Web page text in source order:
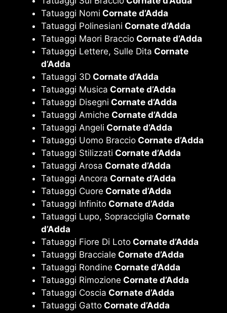
Tatuaggi Nomi Cornate d’Adda
Tatuaggi Polinesiani Cornate d’Adda
Tatuaggi Maori Braccio Cornate d’Adda
Tatuaggi Lettere, Sulle Dita Cornate
d’Adda
Tatuaggi 3D Cornate d’Adda
Tatuaggi Musica Cornate d’Adda
Tatuaggi Disegni Cornate d’Adda
Tatuaggi Amiche Cornate d’Adda
Tatuaggi Angeli Cornate d’Adda
Tatuaggi Uomo Braccio Cornate d’Adda
Tatuaggi Stilizzati Cornate d’Adda
Tatuaggi Arosa Cornate d’Adda
Tatuaggi Ancora Cornate d’Adda
Tatuaggi Cuore Cornate d’Adda
Tatuaggi Infinito Cornate d’Adda
Tatuaggi Lupo, Sopracciglia Cornate
d’Adda
Tatuaggi Fiore Di Loto Cornate d’Adda
Tatuaggi Bracciale Cornate d’Adda
Tatuaggi Rondine Cornate d’Adda
Tatuaggi Rimozione Cornate d’Adda
Tatuaggi Coscia Cornate d’Adda
Tatuaggi Gatto Cornate d’Adda